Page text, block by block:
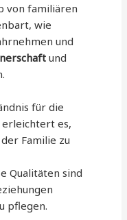
von familiären
wie
und
und
für die
es,
Familie zu
Qualitäten sind
pflegen.